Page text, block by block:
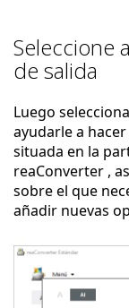
Seleccione
de salida
Luego
ayudarle a
situada en la
reaConverter ,
sobre el que
añadir nuevas